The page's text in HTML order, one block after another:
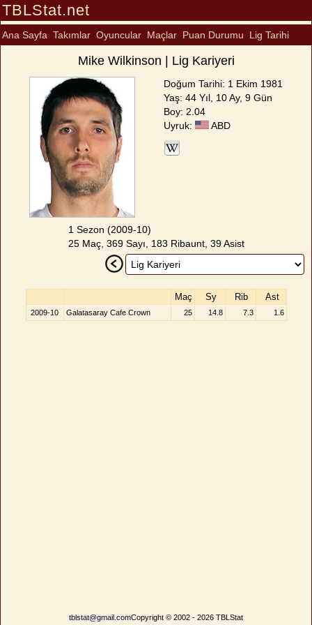
TBLStat.net
Ana Sayfa Takımlar Oyuncular Maçlar Puan Durumu Lig Tarihi
Mike Wilkinson | Lig Kariyeri
Doğum Tarihi: 1 Ekim 1981
Yaş: 44 Yıl, 10 Ay, 9 Gün
Boy: 2.04
Uyruk:
ABD
1 Sezon (2009-10)
25 Maç, 369 Sayı, 183 Ribaunt, 39 Asist
Maç Sy Rib Ast
2009-10 Galatasaray Cafe Crown 25 14.8 7.3 1.6
tblstat@gmail.comCopyright © 2002 - 2026 TBLStat